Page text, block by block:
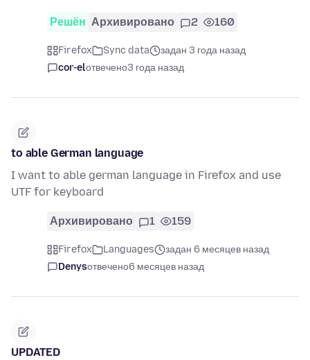
Решён Архивировано 2 160
Firefox Sync data
задан 3 года назад
cor-elотвечено3 года назад
to able German language
I want to able german language in Firefox and use
UTF for keyboard
Архивировано 1 159
Firefox Languages
задан 6 месяцев назад
Denysотвечено6 месяцев назад
UPDATED